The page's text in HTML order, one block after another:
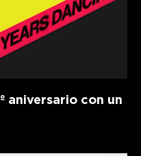
aniversario con un